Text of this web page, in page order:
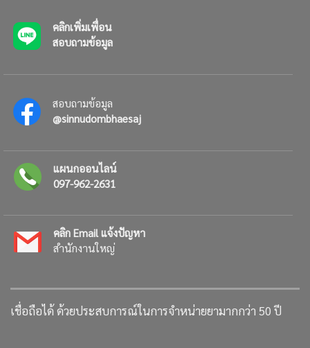
คลิกเพิ่มเพื่อน
สอบถามข้อมูล
สอบถามข้อมูล
@sinnudombhaesaj
แผนกออนไลน์
097-962-2631
คลิก Email แจ้งปัญหา
สำนักงานใหญ่
เชื่อถือได้ ด้วยประสบการณ์ในการจำหน่ายยามากกว่า 50 ปี